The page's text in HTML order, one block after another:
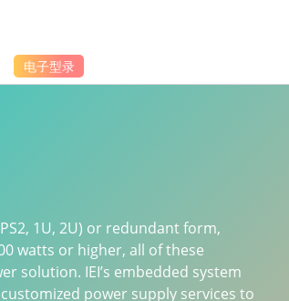
电子型录
1U, 2U) or redundant form,
watts or higher, all of these
solution. IEI’s embedded system
power supply services to